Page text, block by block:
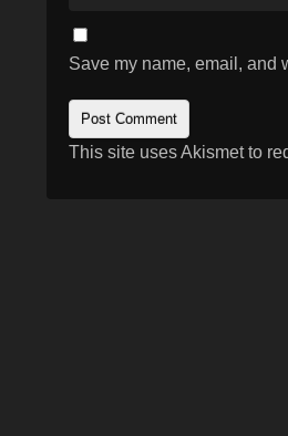
Save my name, email, and
This site uses Akismet to